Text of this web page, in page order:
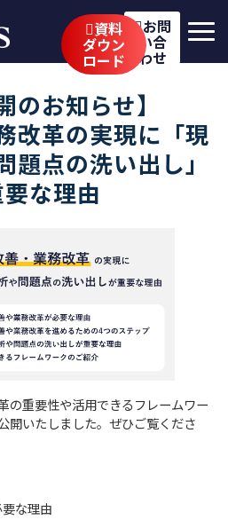
資料
ダウン
ロード
お問
い合
わせ
サービス
公開講座
ト・セミナー
ブログ
企業情報
採用情報
のお知らせ】
改革の実現に「現
題点の洗い出し」
な理由
の重要性や活用できるフレームワー
開いたしました。​​​​​​ぜひご覧くださ
な理由